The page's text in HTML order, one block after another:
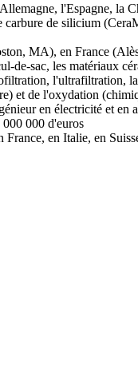
l'Espagne, la
carbure de silicium
MA), en France
sac, les matériaux
l'ultrafiltration,
et de l'oxydation
en électricité et
000 000 d'euros
en Italie, en